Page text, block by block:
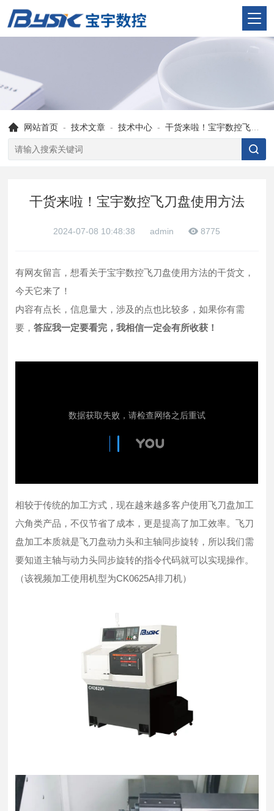
网站首页 - 技术文章 - 技术中心 - 干货来啦！宝宇数控飞刀盘使用方法
干货来啦！宝宇数控飞刀盘使用方法
2024-07-08 10:48:38 admin 8775
有网友留言，想看关于宝宇数控飞刀盘使用方法的干货文，
今天它来了！
内容有点长，信息量大，涉及的点也比较多，如果你有需
要，答应我一定要看完，我相信一定会有所收获！
相较于传统的加工方式，现在越来越多客户使用飞刀盘加工
六角类产品，不仅节省了成本，更是提高了加工效率。飞刀
盘加工本质就是飞刀盘动力头和主轴同步旋转，所以我们需
要知道主轴与动力头同步旋转的指令代码就可以实现操作。
（该视频加工使用机型为CK0625A排刀机）